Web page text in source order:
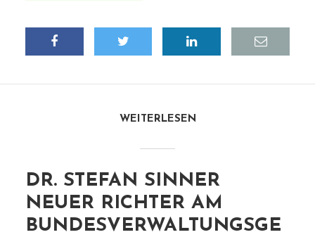
WEITERLESEN
DR. STEFAN SINNER
NEUER RICHTER AM
BUNDESVERWALTUNGSGE